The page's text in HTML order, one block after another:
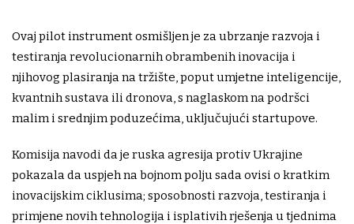
Ovaj pilot instrument osmišljen je za ubrzanje razvoja i
testiranja revolucionarnih obrambenih inovacija i
njihovog plasiranja na tržište, poput umjetne inteligencije,
kvantnih sustava ili dronova, s naglaskom na podršci
malim i srednjim poduzećima, uključujući startupove.
Komisija navodi da je ruska agresija protiv Ukrajine
pokazala da uspjeh na bojnom polju sada ovisi o kratkim
inovacijskim ciklusima; sposobnosti razvoja, testiranja i
primjene novih tehnologija i isplativih rješenja u tjednima